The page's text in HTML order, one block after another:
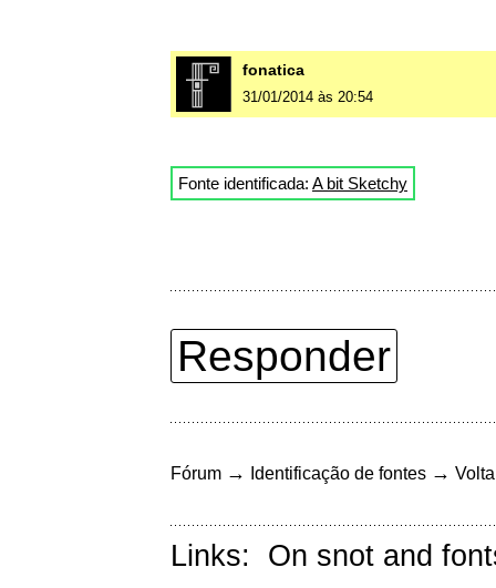
fonatica
31/01/2014 às 20:54
Fonte identificada: A bit Sketchy
Responder
Fórum → Identificação de fontes →
Links: On snot and